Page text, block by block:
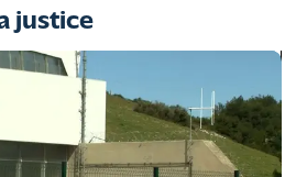
justice